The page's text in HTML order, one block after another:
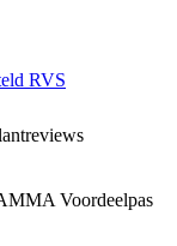
RVS
Voordeelpas